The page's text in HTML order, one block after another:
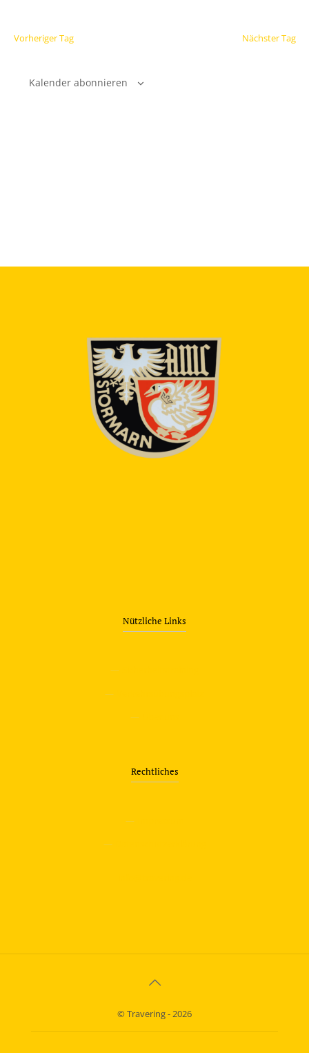
Vorheriger Tag Nächster Tag
Kalender abonnieren
Nützliche Links
—
—
—
Rechtliches
—
—
© Travering - 2026